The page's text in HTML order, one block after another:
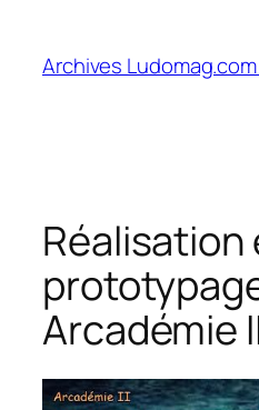
contenu
Archives
Réalisation
Arcadémie